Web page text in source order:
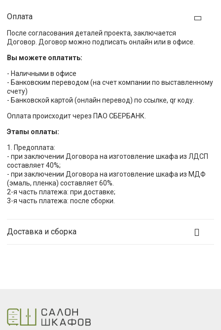
Оплата
После согласования деталей проекта, заключается
Договор. Договор можно подписать онлайн или в офисе.
Вы можете оплатить:
- Наличными в офисе
- Банковским переводом (на счет компании по выставленному
счету)
- Банковской картой (онлайн перевод) по ссылке, qr коду.
Оплата происходит через ПАО СБЕРБАНК.
Этапы оплаты:
1. Предоплата:
- при заключении Договора на изготовление шкафа из ЛДСП
составляет 40%;
- при заключении Договора на изготовление шкафа из МДФ
(эмаль, пленка) составляет 60%.
2-я часть платежа: при доставке;
3-я часть платежа: после сборки.
Доставка и сборка